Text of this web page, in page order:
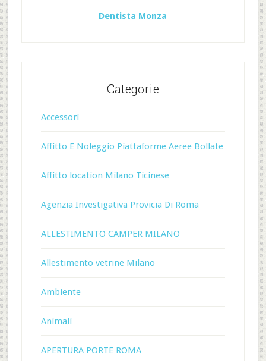
Dentista Monza
Categorie
Accessori
Affitto E Noleggio Piattaforme Aeree Bollate
Affitto location Milano Ticinese
Agenzia Investigativa Provicia Di Roma
ALLESTIMENTO CAMPER MILANO
Allestimento vetrine Milano
Ambiente
Animali
APERTURA PORTE ROMA